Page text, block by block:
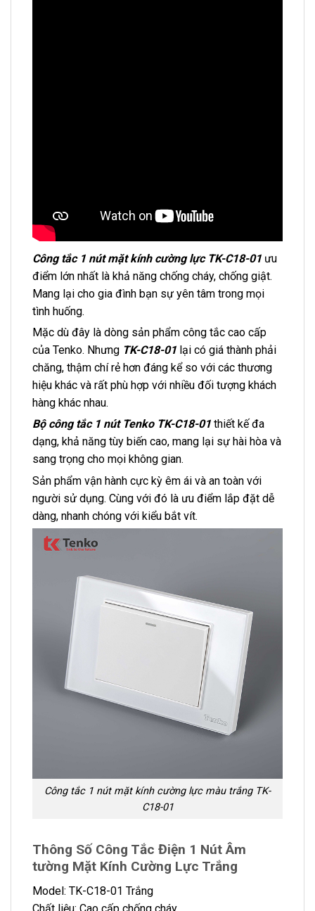
Công tắc 1 nút mặt kính cường lực TK-C18-01 ưu
điểm lớn nhất là khả năng chống cháy, chống giật.
Mang lại cho gia đình bạn sự yên tâm trong mọi
tình huống.
Mặc dù đây là dòng sản phẩm công tắc cao cấp
của Tenko. Nhưng TK-C18-01 lại có giá thành phải
chăng, thậm chí rẻ hơn đáng kể so với các thương
hiệu khác và rất phù hợp với nhiều đối tượng khách
hàng khác nhau.
Bộ công tắc 1 nút Tenko TK-C18-01 thiết kế đa
dạng, khả năng tùy biến cao, mang lại sự hài hòa và
sang trọng cho mọi không gian.
Sản phẩm vận hành cực kỳ êm ái và an toàn với
người sử dụng. Cùng với đó là ưu điểm lắp đặt dễ
dàng, nhanh chóng với kiểu bắt vít.
Công tắc 1 nút mặt kính cường lực màu trắng TK-
C18-01
Thông Số Công Tắc Điện 1 Nút Âm
tường Mặt Kính Cường Lực Trắng
Model: TK-C18-01 Trắng